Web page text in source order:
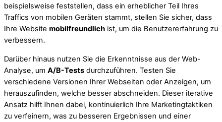
beispielsweise feststellen, dass ein erheblicher Teil Ihres
Traffics von mobilen Geräten stammt, stellen Sie sicher, dass
Ihre Website mobilfreundlich ist, um die Benutzererfahrung zu
verbessern.
Darüber hinaus nutzen Sie die Erkenntnisse aus der Web-
Analyse, um A/B-Tests durchzuführen. Testen Sie
verschiedene Versionen Ihrer Webseiten oder Anzeigen, um
herauszufinden, welche besser abschneiden. Dieser iterative
Ansatz hilft Ihnen dabei, kontinuierlich Ihre Marketingtaktiken
zu verfeinern, was zu besseren Ergebnissen und einer